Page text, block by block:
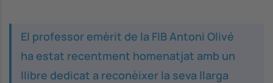
El professor emèrit de la FIB Antoni Olivé
ha estat recentment homenatjat amb un
llibre dedicat a reconèixer la seva llarga